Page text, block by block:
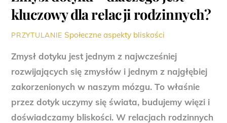
kluczowy dla relacji rodzinnych?
PRZYTULANIE Społeczne aspekty bliskości
Zmysł dotyku jest jednym z najwcześniej
rozwijających się zmysłów i jednym z najgłębiej
zakorzenionych w naszym mózgu. To właśnie
przez dotyk uczymy się świata, budujemy więzi i
doświadczamy bliskości. W relacjach rodzinnych